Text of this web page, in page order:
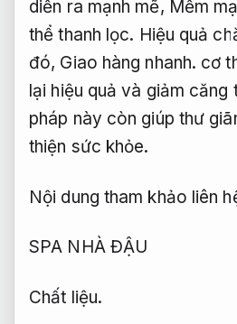
diễn ra mạnh mẽ, Mềm
thể thanh lọc. Hiệu quả
đó, Giao hàng nhanh. cơ
lại hiệu quả và giảm căng
pháp này còn giúp thư
thiện sức khỏe.
Nội dung tham khảo liên
SPA NHÀ ĐẬU
Chất liệu.